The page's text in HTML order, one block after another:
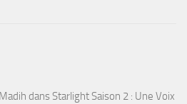
dans Starlight Saison 2 : Une Voix